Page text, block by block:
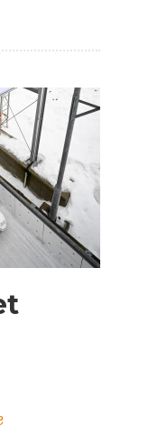
in actie voor de Stichting